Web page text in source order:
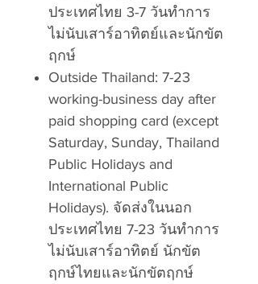
ประเทศไทย 3-7 วันทำการ
ไม่นับเสาร์อาทิตย์และนักขัต
ฤกษ์
Outside Thailand: 7-23
working-business day after
paid shopping card (except
Saturday, Sunday, Thailand
Public Holidays and
International Public
Holidays). จัดส่งในนอก
ประเทศไทย 7-23 วันทำการ
ไม่นับเสาร์อาทิตย์ นักขัต
ฤกษ์ไทยและนักขัตฤกษ์